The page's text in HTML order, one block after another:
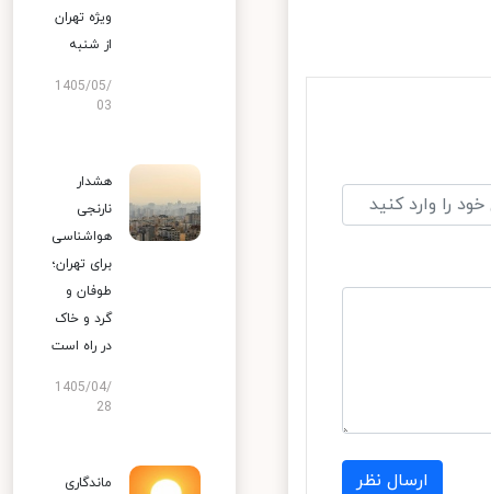
ارسال نظر
ویژه تهران
از شنبه
1405/05/
03
هشدار
نارنجی
هواشناسی
برای تهران؛
طوفان و
گرد و خاک
در راه است
1405/04/
28
ماندگاری